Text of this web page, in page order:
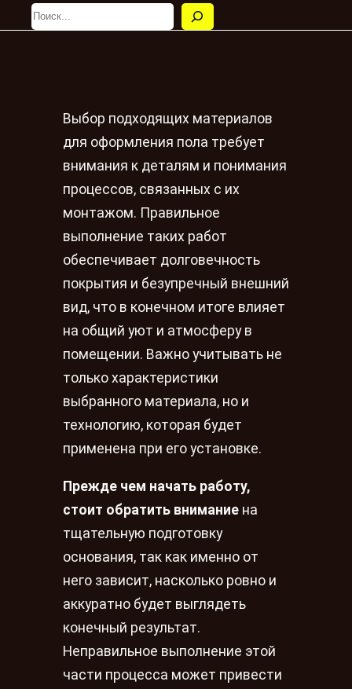
Выбор подходящих материалов
для оформления пола требует
внимания к деталям и понимания
процессов, связанных с их
монтажом. Правильное
выполнение таких работ
обеспечивает долговечность
покрытия и безупречный внешний
вид, что в конечном итоге влияет
на общий уют и атмосферу в
помещении. Важно учитывать не
только характеристики
выбранного материала, но и
технологию, которая будет
применена при его установке.
Прежде чем начать работу,
стоит обратить внимание на
тщательную подготовку
основания, так как именно от
него зависит, насколько ровно и
аккуратно будет выглядеть
конечный результат.
Неправильное выполнение этой
части процесса может привести